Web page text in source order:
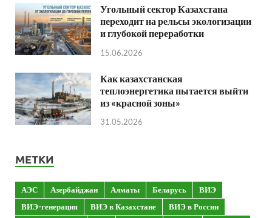
Угольный сектор Казахстана
переходит на рельсы экологизации
и глубокой переработки
15.06.2026
Как казахстанская
теплоэнергетика пытается выйти
из «красной зоны»
31.05.2026
МЕТКИ
АЭС Азербайджан Алматы Беларусь
ВИЭ
ВИЭ-генерация
ВИЭ в Казахстане
ВИЭ в России